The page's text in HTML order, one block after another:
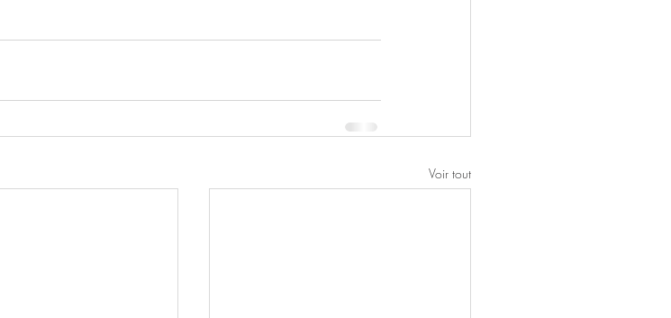
Voir tout